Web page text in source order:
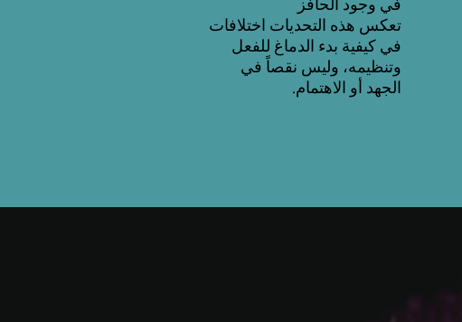
تعكس هذه التحديات اختلافات
في كيفية بدء الدماغ للفعل
وتنظيمه، وليس نقصاً في
الجهد أو الاهتمام.